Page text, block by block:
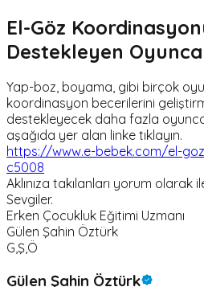
El-Göz
Destekleyen
Yap-boz, boyama, gibi birçok
koordinasyon becerilerini
destekleyecek daha fazla
aşağıda yer alan linke tıklayın.
https://www.e-bebek.com/el-
c5008
Aklınıza takılanları yorum olarak
Sevgiler.
Erken Çocukluk Eğitimi Uzmanı
Gülen Şahin Öztürk
G,Ş,Ö
Gülen Şahin Öztürk